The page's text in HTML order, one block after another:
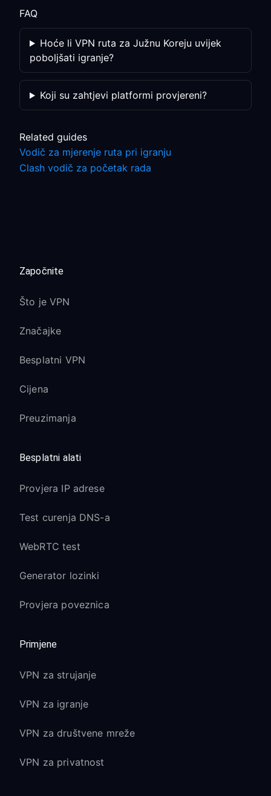
FAQ
Hoće li VPN ruta za Južnu Koreju uvijek
poboljšati igranje?
Koji su zahtjevi platformi provjereni?
Related guides
Vodič za mjerenje ruta pri igranju
Clash vodič za početak rada
Započnite
Što je VPN
Značajke
Besplatni VPN
Cijena
Preuzimanja
Besplatni alati
Provjera IP adrese
Test curenja DNS-a
WebRTC test
Generator lozinki
Provjera poveznica
Primjene
VPN za strujanje
VPN za igranje
VPN za društvene mreže
VPN za privatnost